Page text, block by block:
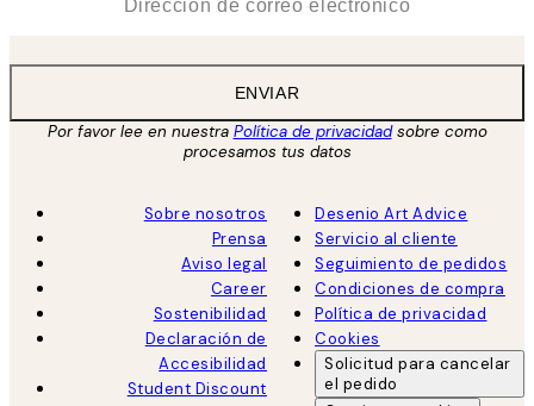
ENVIAR
Por favor lee en nuestra Política de privacidadsobre como
procesamos tus datos
Sobre nosotros
Prensa
Aviso legal
Career
Sostenibilidad
Declaración de
Accesibilidad
Student Discount
Desenio Art Advice
Servicio al cliente
Seguimiento de pedidos
Condiciones de compra
Política de privacidad
Cookies
Solicitud para cancelar
el pedido